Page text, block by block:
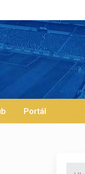
Blíží se jeho odchod z
Portál